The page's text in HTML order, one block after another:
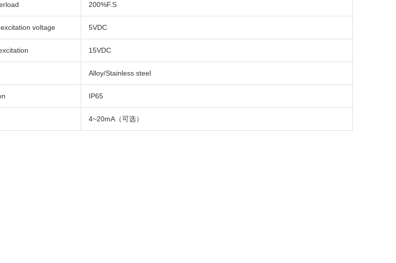
200%F.S
voltage 5VDC
15VDC
Alloy/Stainless steel
IP65
4~20mA（可选）